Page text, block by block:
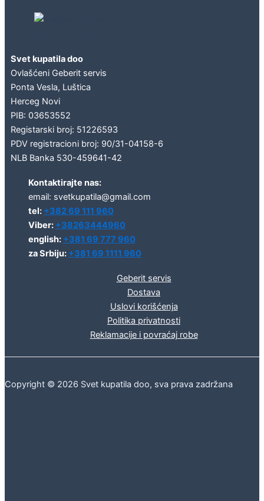
Svet kupatila doo
Ovlašćeni Geberit servis
Ponta Vesla, Luštica
Herceg Novi
PIB: 03653552
Registarski broj: 51226593
PDV registracioni broj: 90/31-04158-6
NLB Banka 530-459641-42
Kontaktirajte nas:
email: svetkupatila@gmail.com
tel: +382 69 111 960
Viber: +38263444960
english: +381 69 777 960
za Srbiju: +381 69 1111 960
Geberit servis
Dostava
Uslovi korišćenja
Politika privatnosti
Reklamacije i povraćaj robe
Copyright © 2026 Svet kupatila doo, sva prava zadržana